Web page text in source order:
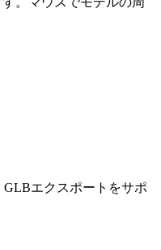
エクスポートをサポ